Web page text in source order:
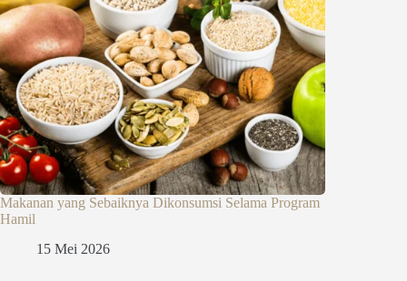
Makanan yang Sebaiknya Dikonsumsi Selama Program
Hamil
15 Mei 2026